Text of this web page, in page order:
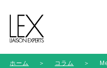
ホーム ＞ コラム ＞